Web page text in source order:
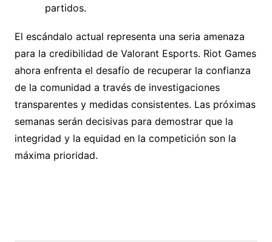
partidos.
El escándalo actual representa una seria amenaza
para la credibilidad de Valorant Esports. Riot Games
ahora enfrenta el desafío de recuperar la confianza
de la comunidad a través de investigaciones
transparentes y medidas consistentes. Las próximas
semanas serán decisivas para demostrar que la
integridad y la equidad en la competición son la
máxima prioridad.